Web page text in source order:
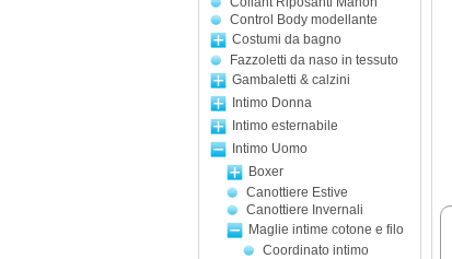
Control Body modellante
Costumi da bagno
Fazzoletti da naso in tessuto
Gambaletti & calzini
Intimo Donna
Intimo esternabile
Intimo Uomo
Boxer
Canottiere Estive
Canottiere Invernali
Maglie intime cotone e filo
Coordinato intimo